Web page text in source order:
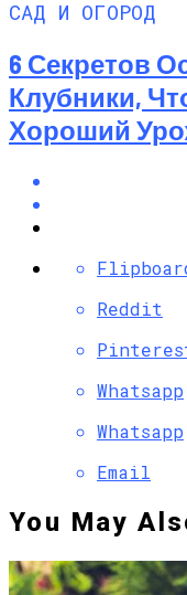
САД И ОГОРОД
6 Секретов
Клубники,
Хороший
Reddit
Whatsapp
Whatsapp
Email
You May